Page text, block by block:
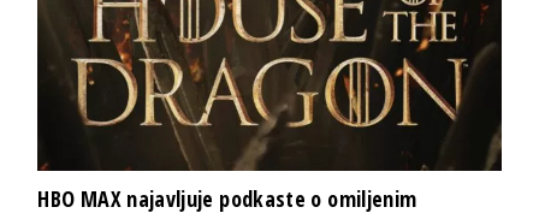
HBO MAX najavljuje podkaste o omiljenim